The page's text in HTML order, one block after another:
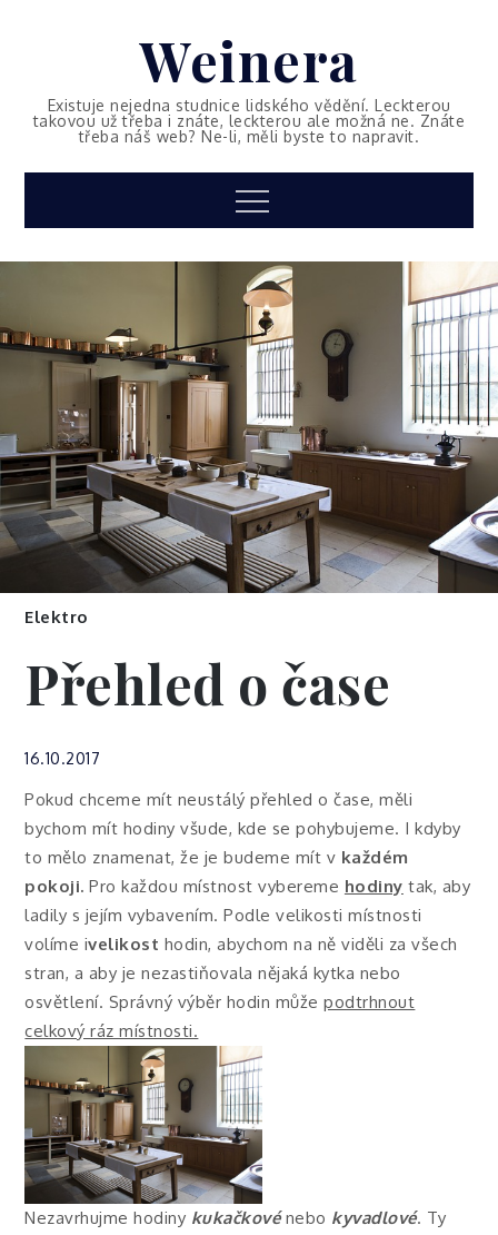
Weinera
Existuje nejedna studnice lidského vědění. Leckterou
takovou už třeba i znáte, leckterou ale možná ne. Znáte
třeba náš web? Ne-li, měli byste to napravit.
Menu
Elektro
Přehled o čase
16.10.2017
Pokud chceme mít neustálý přehled o čase, měli
bychom mít hodiny všude, kde se pohybujeme. I kdyby
to mělo znamenat, že je budeme mít v každém
pokoji. Pro každou místnost vybereme hodiny tak, aby
ladily s jejím vybavením. Podle velikosti místnosti
volíme ivelikost hodin, abychom na ně viděli za všech
stran, a aby je nezastiňovala nějaká kytka nebo
osvětlení. Správný výběr hodin můžepodtrhnout
celkový ráz místnosti.
Nezavrhujme hodiny kukačkovénebo kyvadlové. Ty